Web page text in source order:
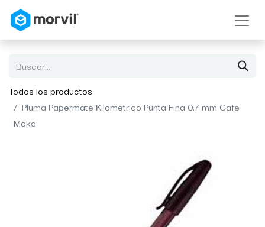
Todos los productos
Pluma Papermate Kilometrico Punta Fina 0.7 mm Cafe
Moka